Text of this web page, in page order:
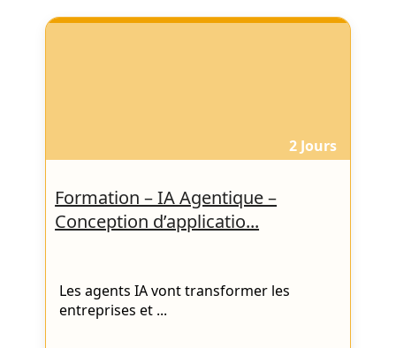
2 Jours
Formation – IA Agentique –
Conception d’applicatio...
Les agents IA vont transformer les
entreprises et ...